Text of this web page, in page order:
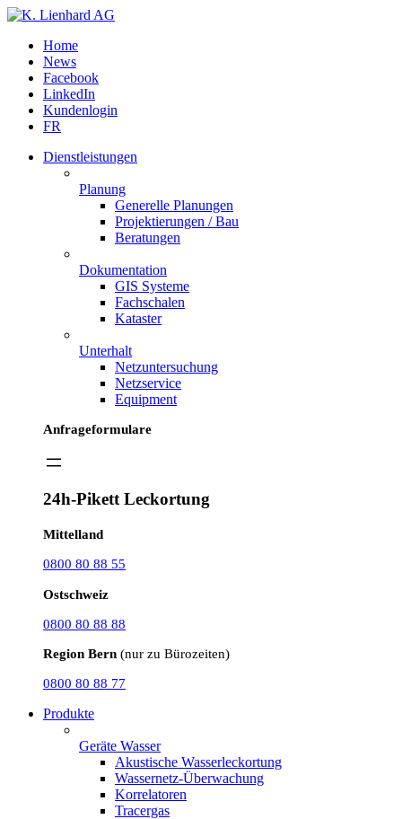
Home
News
Facebook
LinkedIn
Kundenlogin
FR
Dienstleistungen
Planung
Generelle Planungen
Projektierungen / Bau
Beratungen
Dokumentation
GIS Systeme
Fachschalen
Kataster
Unterhalt
Netzuntersuchung
Netzservice
Equipment
Anfrageformulare
24h-Pikett Leckortung
Mittelland
0800 80 88 55
Ostschweiz
0800 80 88 88
Region Bern (nur zu Bürozeiten)
0800 80 88 77
Produkte
Geräte Wasser
Akustische Wasserleckortung
Wassernetz-Überwachung
Korrelatoren
Tracergas